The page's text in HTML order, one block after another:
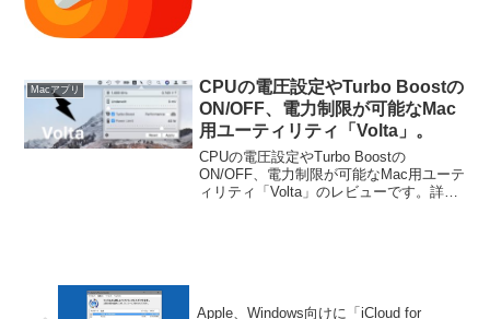
Macアプリ
CPUの電圧設定やTurbo Boostの
ON/OFF、電力制限が可能なMac
用ユーティリティ「Volta」。
CPUの電圧設定やTurbo Boostの
ON/OFF、電力制限が可能なMac用ユーテ
ィリティ「Volta」のレビューです。詳細
Apple、Windows向けに「iCloud for